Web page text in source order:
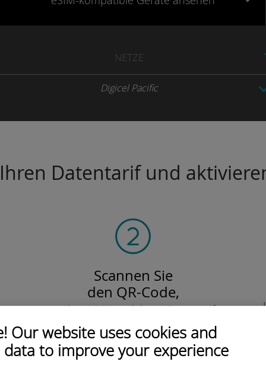
Our website uses cookies and
to improve your experience
NETZE
Digicel Pacific
Datentarif und
Scannen Sie
den QR-Code,
um Ihre eSIM und Ihren Datentarife
zu aktivieren.
Einfach!